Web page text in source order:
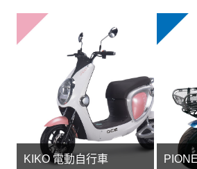
KIKO 電動自行車